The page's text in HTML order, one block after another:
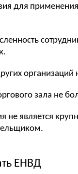
для
организаций
зала не
не является
ЕНВД